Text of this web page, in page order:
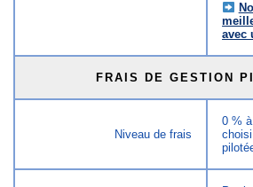
avec
FRAIS DE GESTION
Niveau de frais
0 %